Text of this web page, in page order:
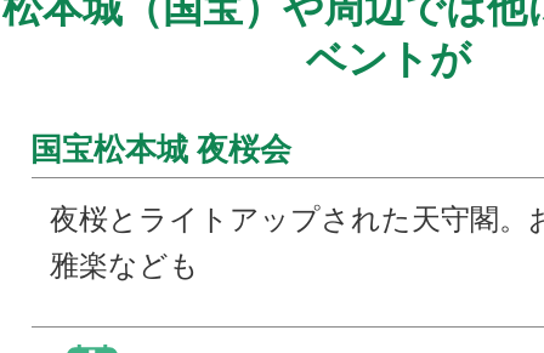
ベントが
国宝松本城 夜桜会
夜桜とライトアップされた天守閣。
雅楽なども